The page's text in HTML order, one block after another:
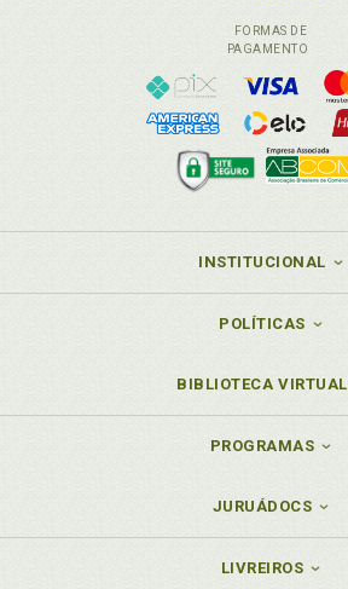
FORMAS DE
PAGAMENTO
INSTITUCIONAL
POLÍTICAS
BIBLIOTECA VIRTUAL
PROGRAMAS
JURUÁDOCS
LIVREIROS